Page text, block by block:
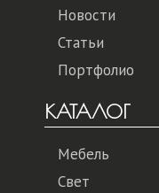
Новости
Статьи
Портфолио
КАТАЛОГ
Мебель
Свет